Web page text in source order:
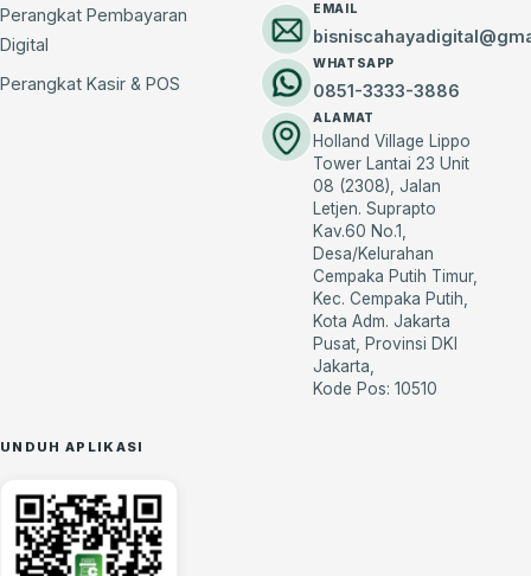
Perangkat Pembayaran
Digital
Perangkat Kasir & POS
EMAIL
WHATSAPP
0851-3333-3886
ALAMAT
Holland Village Lippo
Tower Lantai 23 Unit
08 (2308), Jalan
Letjen. Suprapto
Kav.60 No.1,
Desa/Kelurahan
Cempaka Putih Timur,
Kec. Cempaka Putih,
Kota Adm. Jakarta
Pusat, Provinsi DKI
Jakarta,
Kode Pos: 10510
UNDUH APLIKASI